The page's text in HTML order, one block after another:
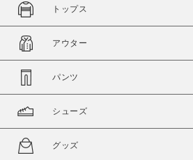
在庫
在庫あり
トップス
アウター
パンツ
シューズ
グッズ